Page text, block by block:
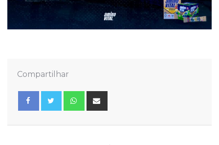
Compartilhar
Whatsapp